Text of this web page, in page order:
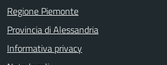
Regione Piemonte
Provincia di Alessandria
Informativa privacy